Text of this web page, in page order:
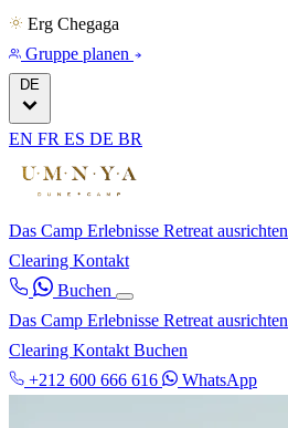
Erg Chegaga
Gruppe planen
DE
EN FR ES DE BR
Das Camp Erlebnisse Retreat ausrichten
Clearing Kontakt
Buchen
Das Camp Erlebnisse Retreat ausrichten
Clearing Kontakt Buchen
+212 600 666 616
WhatsApp